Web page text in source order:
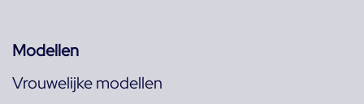
Modellen
Vrouwelijke modellen